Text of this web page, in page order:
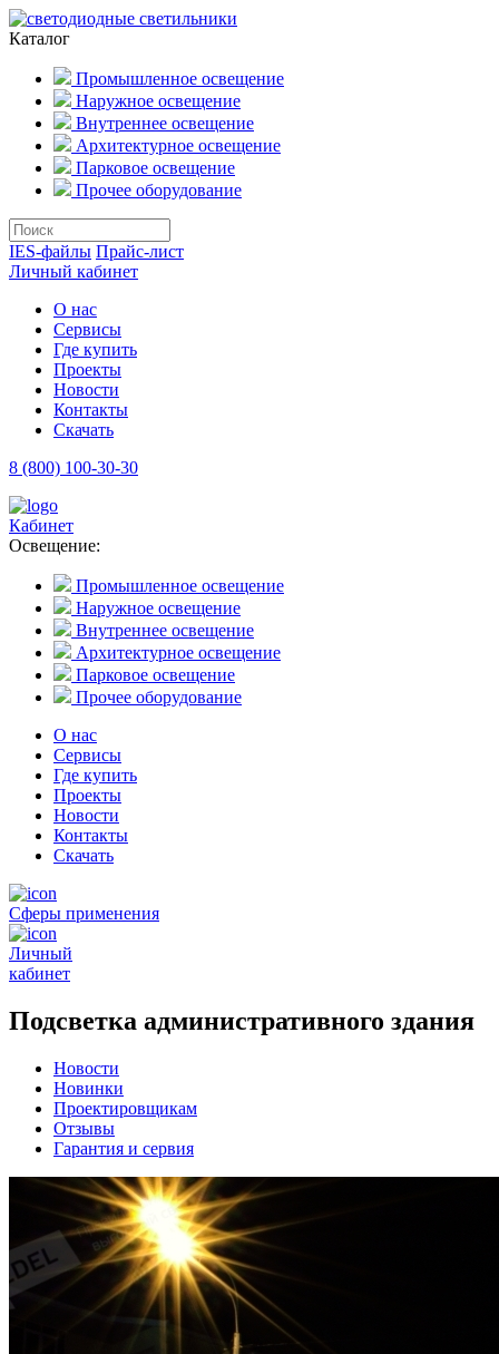
Каталог
Промышленное освещение
Наружное освещение
Внутреннее освещение
Архитектурное освещение
Парковое освещение
Прочее оборудование
IES-файлы Прайс-лист
Личный кабинет
О нас
Сервисы
Где купить
Проекты
Новости
Контакты
Скачать
8 (800) 100-30-30
Кабинет
Освещение:
Промышленное освещение
Наружное освещение
Внутреннее освещение
Архитектурное освещение
Парковое освещение
Прочее оборудование
О нас
Сервисы
Где купить
Проекты
Новости
Контакты
Скачать
Сферы применения
Личный
кабинет
Подсветка административного здания
Новости
Новинки
Проектировщикам
Отзывы
Гарантия и сервия